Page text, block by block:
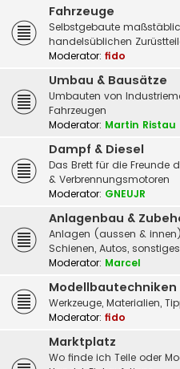
Fahrzeuge
Selbstgebaute
handelsüblichen
Moderator: fido
Umbau & Bausätze
Umbauten von
Fahrzeugen
Moderator: Martin Ristau
Dampf & Diesel
Das Brett für die Freunde
& Verbrennungsmotoren
Moderator: GNEUJR
Anlagenbau &
Anlagen (aussen &
Schienen, Autos,
Moderator: Marcel
Modellbautechniken
Werkzeuge, Materialien,
Moderator: fido
Marktplatz
Wo finde ich Teile oder